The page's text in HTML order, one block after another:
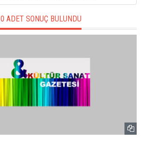
0 ADET SONUÇ BULUNDU